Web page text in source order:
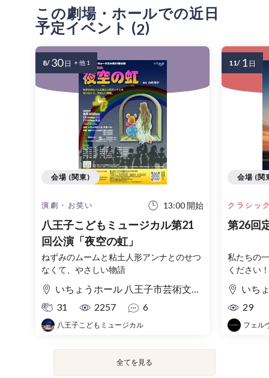
この劇場・ホールでの近日
予定イベント (2)
演劇・お笑い 13:00 開始
八王子こどもミュージカル第21
回公演「夜空の虹」
ねずみのムームと粘土人形アンナとのせつ
なくて、やさしい物語
いちょうホール 八王子市芸術文化会館 大ホール
31
2257 6
八王子こどもミュージカル
会場 (関東)
8/ 30 日 + 他 1
クラシッ
第26回
私たちの
ください
いちょ
29
フェル
会場 (関
11/ 1 日
全てを見る